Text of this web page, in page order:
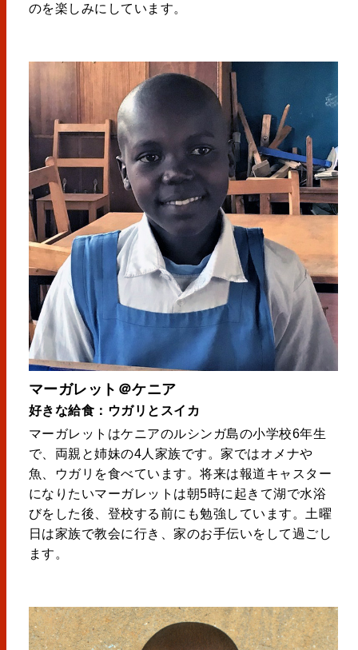
のを楽しみにしています。
マーガレット＠ケニア
好きな給食：ウガリとスイカ
マーガレットはケニアのルシンガ島の小学校6年生
で、両親と姉妹の4人家族です。家ではオメナや
魚、ウガリを食べています。将来は報道キャスター
になりたいマーガレットは朝5時に起きて湖で水浴
びをした後、登校する前にも勉強しています。土曜
日は家族で教会に行き、家のお手伝いをして過ごし
ます。